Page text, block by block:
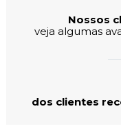
Nossos
veja algumas
dos clientes